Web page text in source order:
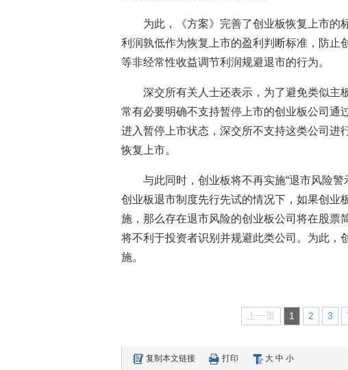
为此，《方案》完善了创业板恢复上市的
利润孰低作为恢复上市的盈利判断标准，防止
等非经常性收益调节利润规避退市的行为。
深交所有关人士还表示，为了避免类似主
常有必要明确不支持暂停上市的创业板公司通
进入暂停上市状态，深交所不支持这类公司进
恢复上市。
与此同时，创业板将不再实施“退市风险
创业板退市制度先行先试的情况下，如果创业
施，那么存在退市风险的创业板公司将在股票
将不利于投资者识别并规避此类公司。为此，
施。
上一页 1 2 3
复制本文链接 打印 大 中 小